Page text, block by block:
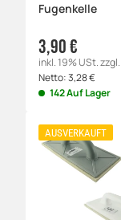
Fugenkelle
3,90 €
inkl. 19% USt.zzgl.
Netto:3,28€
142 Auf Lager
AUSVERKAUFT